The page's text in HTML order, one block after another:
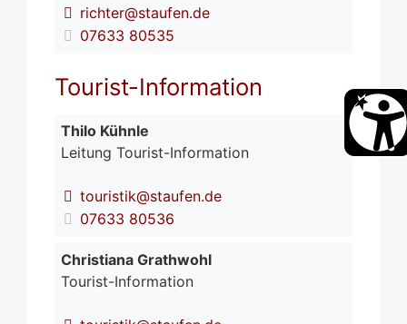
richter@staufen.de
07633 80535
Tourist-Information
Thilo Kühnle
Leitung Tourist-Information
touristik@staufen.de
07633 80536
Christiana Grathwohl
Tourist-Information